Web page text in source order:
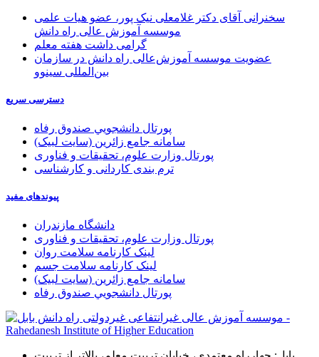
سخنرانی آقای دکتر غلامعلی نیک پور، عضو هیات علمی
موسسه آموزش عالی راه دانش
گرامی داشت هفته معلم
عضویت موسسه آموزش‌عالی راه دانش در سازمان
بین‌المللی سینوو
دسترسی سریع
پورتال دانشجويي صندوق رفاه
سامانه جامع زائرین (سایت لبیک)
پورتال وزارت علوم، تحقیقات و فناوری
ترم بندی کاردانی و کارشناسی
پیوندهای مفید
دانشگاه مازندران
پورتال وزارت علوم، تحقیقات و فناوری
لینک کارنامه سلامت روان
لینک کارنامه سلامت جسم
سامانه جامع زائرین (سایت لبیک)
پورتال دانشجويي صندوق رفاه